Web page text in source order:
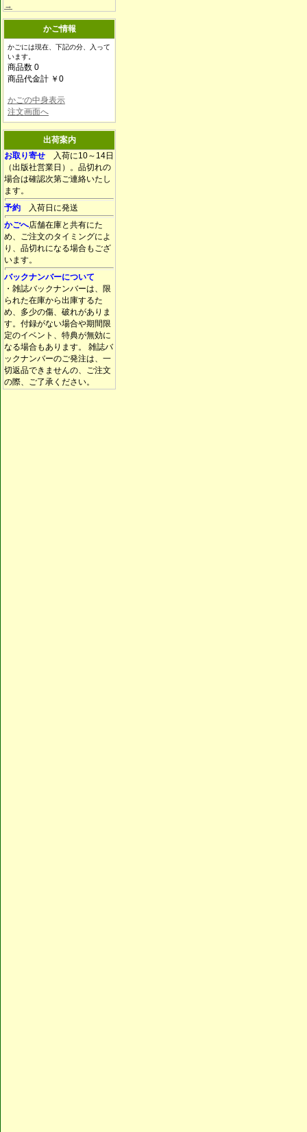
→
かご情報
かごには現在、下記の分、入って
います。
商品数 0
商品代金計 ￥0
かごの中身表示
注文画面へ
出荷案内
お取り寄せ 入荷に10～14日
（出版社営業日）。品切れの
場合は確認次第ご連絡いたし
ます。
予約 入荷日に発送
かごへ店舗在庫と共有にた
め、ご注文のタイミングによ
り、品切れになる場合もござ
います。
バックナンバーについて
・雑誌バックナンバーは、限
られた在庫から出庫するた
め、多少の傷、破れがありま
す。付録がない場合や期間限
定のイベント、特典が無効に
なる場合もあります。 雑誌バ
ックナンバーのご発注は、一
切返品できませんの、ご注文
の際、ご了承ください。